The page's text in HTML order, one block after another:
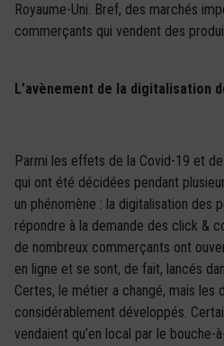
Royaume-Uni. Bref, des marchés
commerçants qui vendent des
L’avènement de la digitalisation
Parmi les effets de la Covid-19 et
qui ont été décidées pendant
un phénomène : la digitalisation des
répondre à la demande des click &
de nombreux commerçants ont
en ligne et se sont, de fait, lancés
Certes, le métier a changé, mais les
considérablement développés.
vendaient qu’en local par le